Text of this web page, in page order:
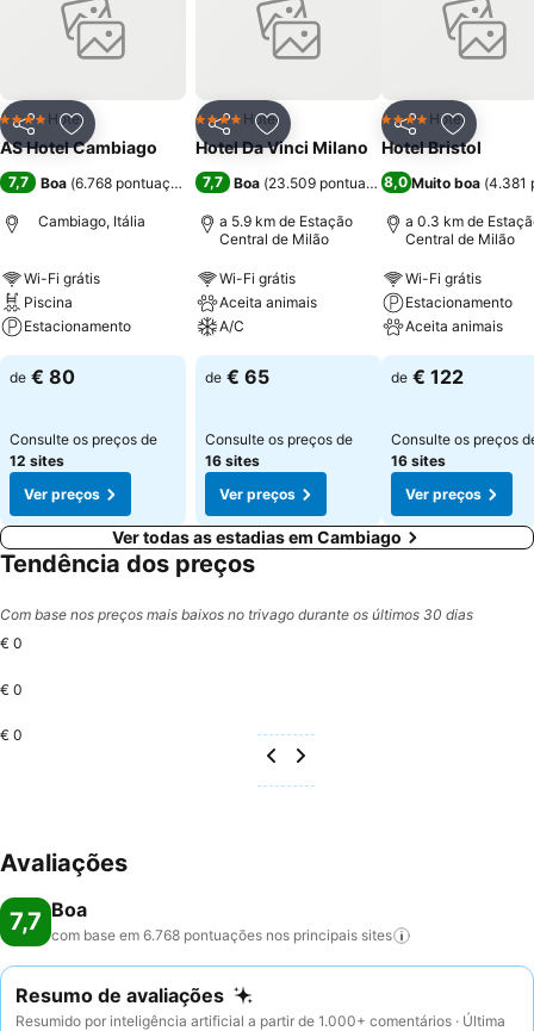
secretaria, serviços de lavandaria, serviço de buffet e serviço de
Spa. Além disso têm recepção 24h por dia e uma equipa bem
preparada para acolhê-lo. O hotel possui 3 andares com um total de
pode solicitar ferro e tábua de engomar e as janelas proporcionam
vista. Nos quartos pode-se fumar e possuem berços.
PartilharAdicionar aos favoritos
4 EstrelasHotel
AS Hotel Cambiago
7,7 Boa (6.768 pontuações )
Cambiago, Itália
Wi-Fi grátis
Piscina
Estacionamento
de € 80
Consulte os preços de
12 sites
Ver preços
PartilharAdicionar aos favoritos
4 EstrelasHotel
Hotel Da Vinci Milano
7,7 Boa (23.509 pontuações)
a 5.9 km de Estação
Central de Milão
Wi-Fi grátis
Aceita animais
A/C
de € 65
Consulte os preços de
16 sites
Ver preços
Partilhar
4 EstrelasHotel
Hotel Bristol
8,0Muito boa (4.381
a 0.3 km de
Central de Milão
Wi-Fi grátis
Estacionamento
Aceita animais
de € 122
Consulte os preços
16 sites
Ver preços
Ver todas as estadias em Cambiago
Tendência dos preços
Com base nos preços mais baixos no trivago durante os últimos 30 dias
€ 0
€ 0
€ 0
Avaliações
7,7 Boa
com base em 6.768 pontuações nos principais sites
Resumo de avaliações
Resumido por inteligência artificial a partir de 1.000+ comentários · Última